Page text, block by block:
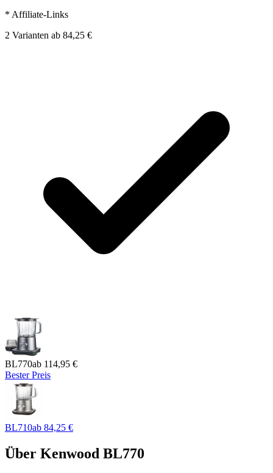
* Affiliate-Links
2 Varianten ab 84,25 €
BL770ab 114,95 €
Bester Preis
BL710ab 84,25 €
Über Kenwood BL770